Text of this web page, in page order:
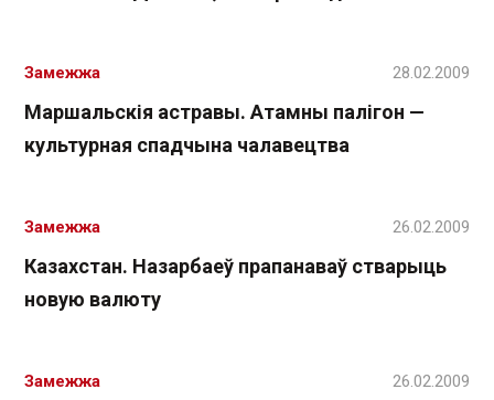
Маршальскія астравы. Атамны палігон —
культурная спадчына чалавецтва
Замежжа 28.02.2009
Казахстан. Назарбаеў прапанаваў стварыць
новую валюту
Замежжа 26.02.2009
Замежжа 26.02.2009